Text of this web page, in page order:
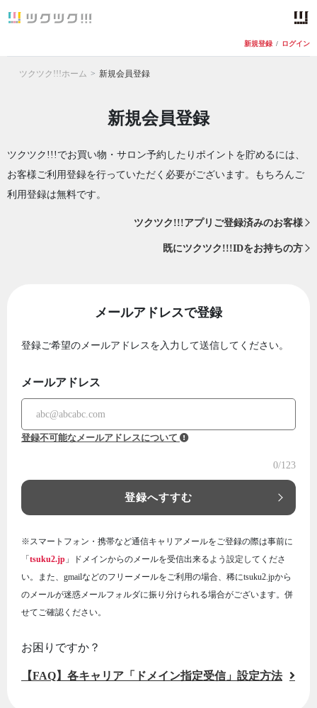
新規登録 / ログイン
ツクツク!!!ホーム 新規会員登録
新規会員登録
ツクツク!!!でお買い物・サロン予約したりポイントを貯めるには、
お客様ご利用登録を行っていただく必要がございます。もちろんご
利用登録は無料です。
ツクツク!!!アプリご登録済みのお客様
既にツクツク!!!IDをお持ちの方
メールアドレスで登録
登録ご希望のメールアドレスを入力して送信してください。
メールアドレス
登録不可能なメールアドレスについて
0/123
登録へすすむ
※スマートフォン・携帯など通信キャリアメールをご登録の際は事前に
「 tsuku2.jp 」ドメインからのメールを受信出来るよう設定してくださ
い。また、gmailなどのフリーメールをご利用の場合、稀にtsuku2.jpから
のメールが迷惑メールフォルダに振り分けられる場合がございます。併
せてご確認ください。
お困りですか？
【FAQ】各キャリア「ドメイン指定受信」設定方法